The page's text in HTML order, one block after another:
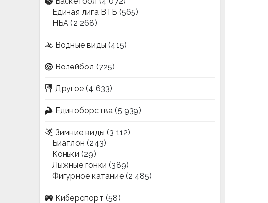
Единая лига ВТБ (565)
НБА (2 268)
Водные виды (415)
Волейбол (725)
Другое (4 633)
Единоборства (5 939)
Зимние виды (3 112)
Биатлон (243)
Коньки (29)
Лыжные гонки (389)
Фигурное катание(2 485)
Киберспорт (58)